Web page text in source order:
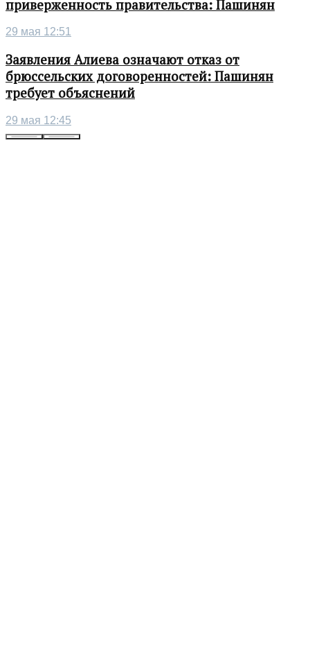
приверженность правительства: Пашинян
29 мая 12:51
Заявления Алиева означают отказ от
брюссельских договоренностей: Пашинян
требует объяснений
29 мая 12:45